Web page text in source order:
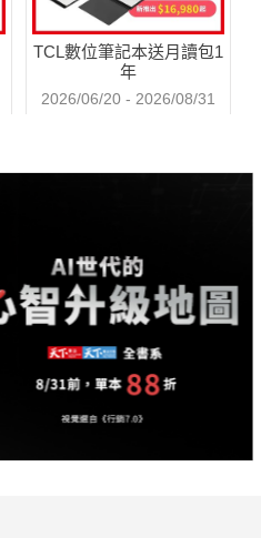
TCL數位筆記本送月讀包1
年
2026/06/20 - 2026/08/31